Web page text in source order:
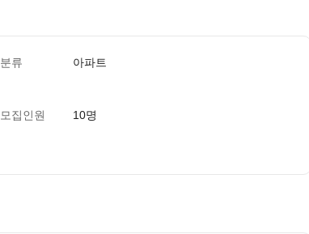
분류 아파트
모집인원 10명